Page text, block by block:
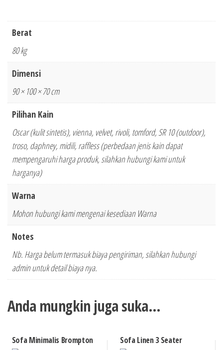
Berat
80 kg
Dimensi
90 × 100 × 70 cm
Pilihan Kain
Oscar (kulit sintetis), vienna, velvet, rivoli, tomford, SR 10 (outdoor),
troso, daphney, midili, raffless (perbedaan jenis kain dapat
mempengaruhi harga produk, silahkan hubungi kami untuk
harganya)
Warna
Mohon hubungi kami mengenai kesediaan Warna
Notes
Nb. Harga belum termasuk biaya pengiriman, silahkan hubungi
admin untuk detail biaya nya.
Anda mungkin juga suka…
Sofa Minimalis Brompton Sofa Linen 3 Seater